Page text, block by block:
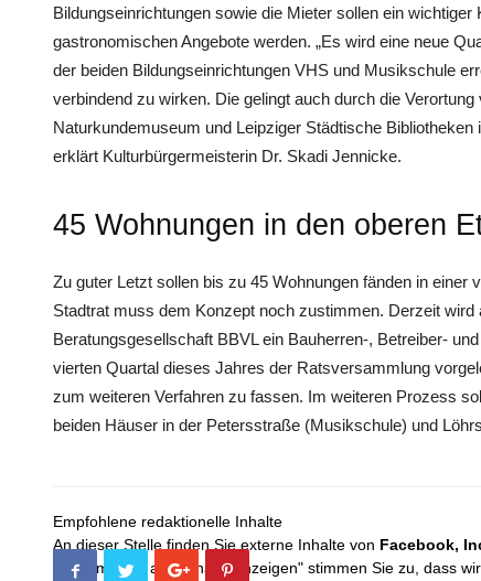
Bildungseinrichtungen sowie die Mieter sollen ein
gastronomischen Angebote werden. „Es wird eine neue
der beiden Bildungseinrichtungen VHS und Musikschule
verbindend zu wirken. Die gelingt auch durch die
Naturkundemuseum und Leipziger Städtische Bibliotheken
erklärt Kulturbürgermeisterin Dr. Skadi Jennicke.
45 Wohnungen in den oberen
Zu guter Letzt sollen bis zu 45 Wohnungen fänden in einer
Stadtrat muss dem Konzept noch zustimmen. Derzeit wird
Beratungsgesellschaft BBVL ein Bauherren-, Betreiber-
vierten Quartal dieses Jahres der Ratsversammlung
zum weiteren Verfahren zu fassen. Im weiteren Prozess
beiden Häuser in der Petersstraße (Musikschule) und
Empfohlene redaktionelle Inhalte
An dieser Stelle finden Sie externe Inhalte von Facebook,
Mit dem Klick auf "Inhalte anzeigen" stimmen Sie zu, dass